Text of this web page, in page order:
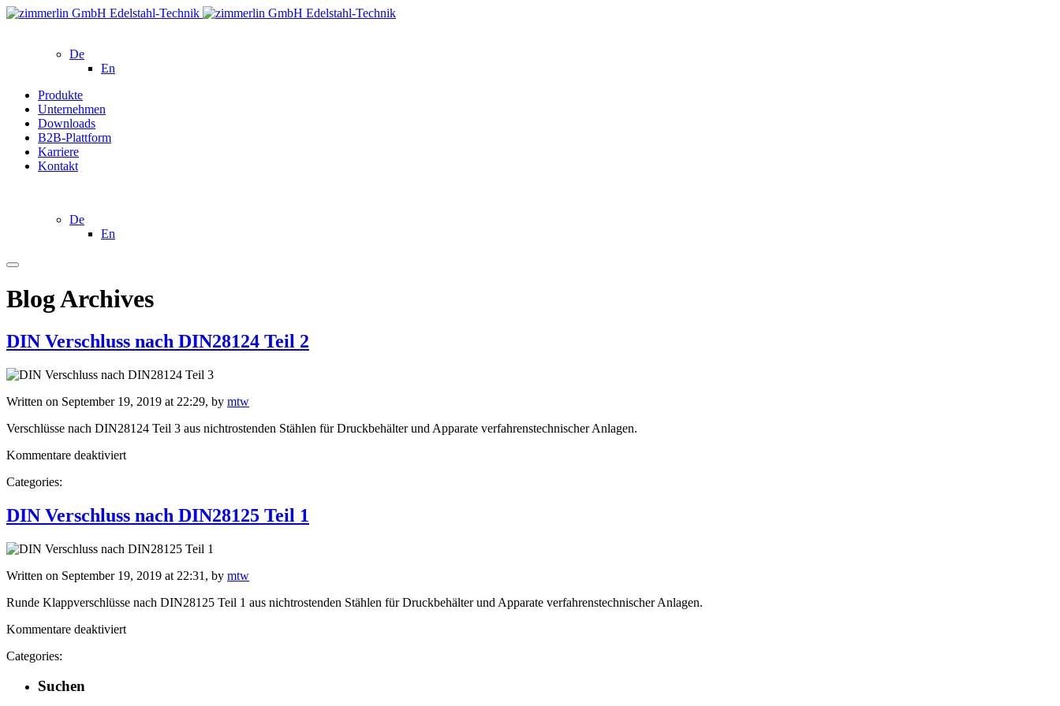
De
En
Produkte
Unternehmen
Downloads
B2B-Plattform
Karriere
Kontakt
De
En
Blog Archives
DIN Verschluss nach DIN28124 Teil 2
Written on September 19, 2019 at 22:29, by mtw
Verschlüsse nach DIN28124 Teil 3 aus nichtrostenden Stählen für Druckbehälter und Apparate verfahrenstechnischer Anlagen.
Kommentare deaktiviertfür
DIN28124
Teil
Categories:
DIN Verschluss nach DIN28125 Teil 1
Written on September 19, 2019 at 22:31, by mtw
Runde Klappverschlüsse nach DIN28125 Teil 1 aus nichtrostenden Stählen für Druckbehälter und Apparate verfahrenstechnischer Anlagen.
Kommentare deaktiviertfür
Categories:
Suchen